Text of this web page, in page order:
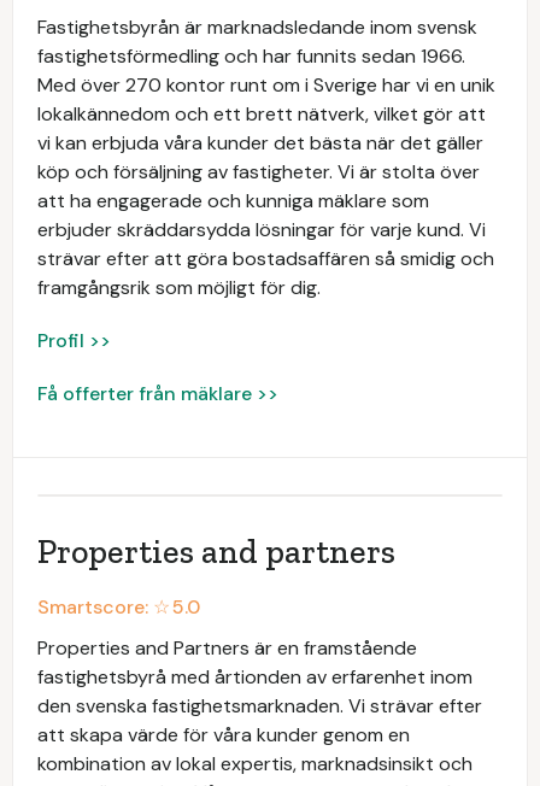
Fastighetsbyrån är marknadsledande inom svensk
fastighetsförmedling och har funnits sedan 1966.
Med över 270 kontor runt om i Sverige har vi en unik
lokalkännedom och ett brett nätverk, vilket gör att
vi kan erbjuda våra kunder det bästa när det gäller
köp och försäljning av fastigheter. Vi är stolta över
att ha engagerade och kunniga mäklare som
erbjuder skräddarsydda lösningar för varje kund. Vi
strävar efter att göra bostadsaffären så smidig och
framgångsrik som möjligt för dig.
Profil >>
Få offerter från mäklare >>
Properties and partners
Smartscore: ☆5.0
Properties and Partners är en framstående
fastighetsbyrå med årtionden av erfarenhet inom
den svenska fastighetsmarknaden. Vi strävar efter
att skapa värde för våra kunder genom en
kombination av lokal expertis, marknadsinsikt och